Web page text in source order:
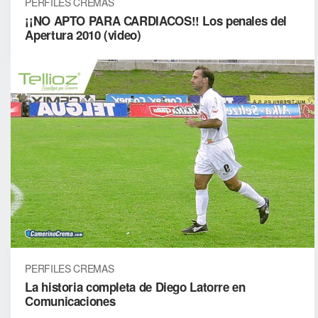
¡¡NO APTO PARA CARDIACOS!! Los penales del
Apertura 2010 (video)
PERFILES CREMAS
La historia completa de Diego Latorre en
Comunicaciones